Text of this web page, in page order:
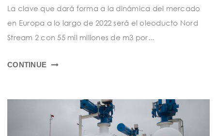
La clave que dará forma a la dinámica del mercado
en Europa a lo largo de 2022 será el oleoducto Nord
Stream 2 con 55 mil millones de m3 por...
CONTINUE